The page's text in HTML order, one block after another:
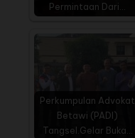
Permintaan Dari…
Perkumpulan Advokat
Betawi (PADI)
Tangsel.Gelar Buka…